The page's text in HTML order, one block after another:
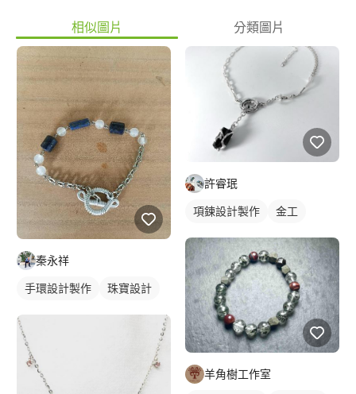
相似圖片 分類圖片
秦永祥
手環設計製作 珠寶設計
許睿珉
項鍊設計製作 金工
羊角樹工作室